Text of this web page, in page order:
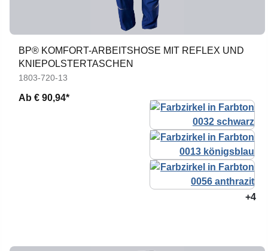
BP® KOMFORT-ARBEITSHOSE MIT REFLEX UND
KNIEPOLSTERTASCHEN
1803-720-13
Ab € 90,94*
+4